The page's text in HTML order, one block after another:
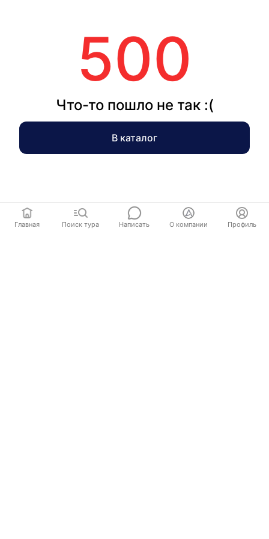
500
Что-то пошло не так :(
В каталог
Главная Поиск тура Написать О компании Профиль